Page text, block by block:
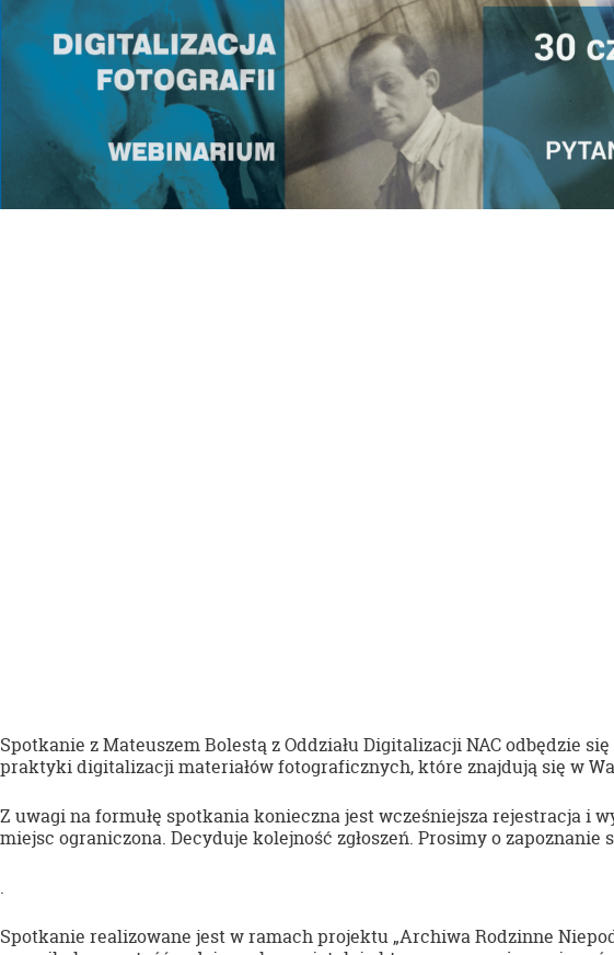
Spotkanie z Mateuszem Bolestą z Oddziału Digitalizacji NAC odbędzie
praktyki digitalizacji materiałów fotograficznych, które znajdują się w
Z uwagi na formułę spotkania konieczna jest wcześniejsza rejestracja i
miejsc ograniczona. Decyduje kolejność zgłoszeń. Prosimy o zapoznanie
.
Spotkanie realizowane jest w ramach projektu „Archiwa Rodzinne